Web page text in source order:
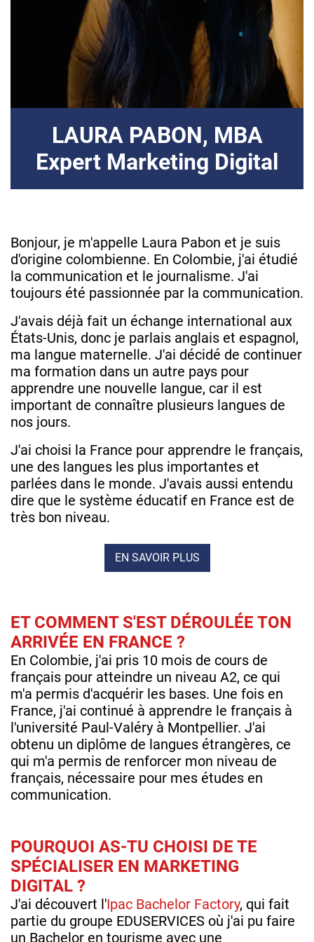
LAURA PABON, MBA
Expert Marketing Digital
Bonjour, je m'appelle Laura Pabon et je suis
d'origine colombienne. En Colombie, j'ai étudié
la communication et le journalisme. J'ai
toujours été passionnée par la communication.
J'avais déjà fait un échange international aux
États-Unis, donc je parlais anglais et espagnol,
ma langue maternelle. J'ai décidé de continuer
ma formation dans un autre pays pour
apprendre une nouvelle langue, car il est
important de connaître plusieurs langues de
nos jours.
J'ai choisi la France pour apprendre le français,
une des langues les plus importantes et
parlées dans le monde. J'avais aussi entendu
dire que le système éducatif en France est de
très bon niveau.
EN SAVOIR PLUS
ET COMMENT S'EST DÉROULÉE TON
ARRIVÉE EN FRANCE ?
En Colombie, j'ai pris 10 mois de cours de
français pour atteindre un niveau A2, ce qui
m'a permis d'acquérir les bases. Une fois en
France, j'ai continué à apprendre le français à
l'université Paul-Valéry à Montpellier. J'ai
obtenu un diplôme de langues étrangères, ce
qui m'a permis de renforcer mon niveau de
français, nécessaire pour mes études en
communication.
POURQUOI AS-TU CHOISI DE TE
SPÉCIALISER EN MARKETING
DIGITAL ?
J'ai découvert l'Ipac Bachelor Factory, qui fait
partie du groupe EDUSERVICES où j'ai pu faire
un Bachelor en tourisme avec une